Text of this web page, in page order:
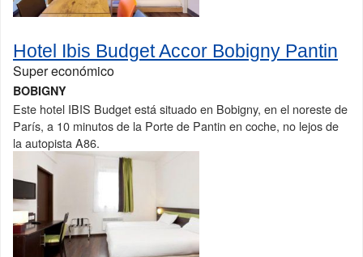
Hotel Ibis Budget Accor Bobigny Pantin
Super económico
BOBIGNY
Este hotel IBIS Budget está situado en Bobigny, en el noreste de
París, a 10 minutos de la Porte de Pantin en coche, no lejos de
la autopista A86.